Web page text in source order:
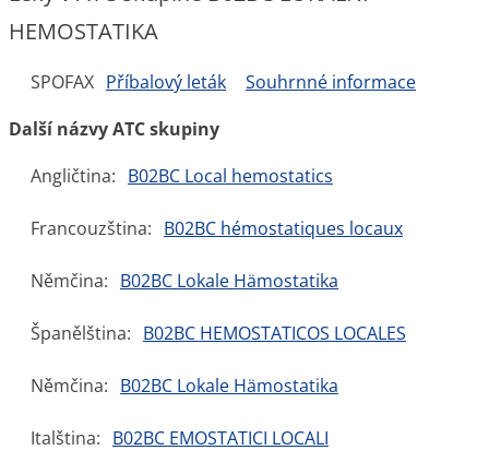
HEMOSTATIKA
SPOFAX Příbalový leták
Souhrnné informace
Další názvy ATC skupiny
Angličtina: B02BC Local hemostatics
Francouzština: B02BC hémostatiques locaux
Němčina: B02BC Lokale Hämostatika
Španělština: B02BC HEMOSTATICOS LOCALES
Němčina: B02BC Lokale Hämostatika
Italština: B02BC EMOSTATICI LOCALI